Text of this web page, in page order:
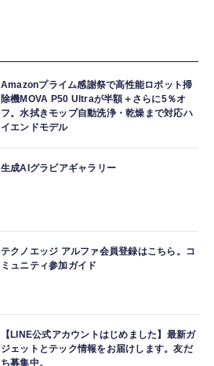
Amazonプライム感謝祭で高性能ロボット掃
除機MOVA P50 Ultraが半額＋さらに5％オ
フ。水拭きモップ自動洗浄・乾燥まで対応ハ
イエンドモデル
生成AIグラビアギャラリー
テクノエッジ アルファ会員登録はこちら。コ
ミュニティ参加ガイド
【LINE公式アカウントはじめました】最新ガ
ジェットとテック情報をお届けします。友だ
ち募集中。